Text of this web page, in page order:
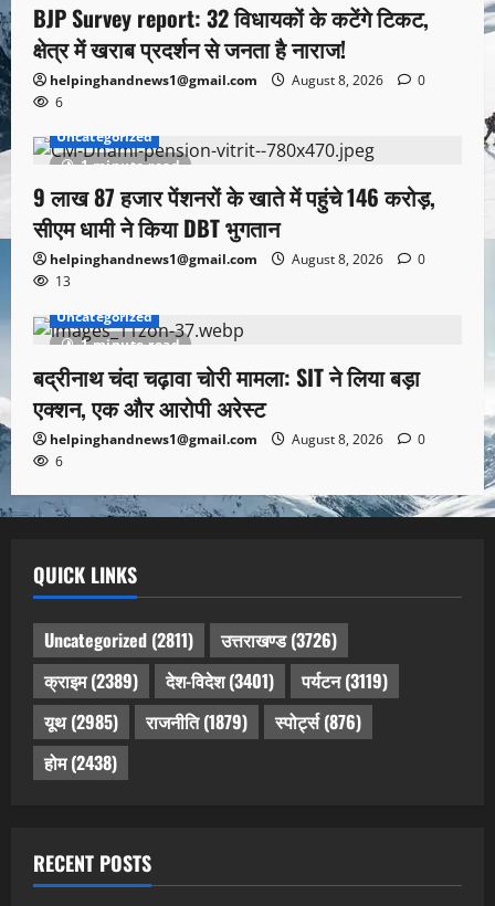
BJP Survey report: 32 विधायकों के कटेंगे टिकट,
क्षेत्र में खराब प्रदर्शन से जनता है नाराज!
helpinghandnews1@gmail.com August 8, 2026
0
6
1 minute read
Uncategorized
9 लाख 87 हजार पेंशनरों के खाते में पहुंचे 146 करोड़,
सीएम धामी ने किया DBT भुगतान
helpinghandnews1@gmail.com August 8, 2026
0
13
1 minute read
Uncategorized
बद्रीनाथ चंदा चढ़ावा चोरी मामला: SIT ने लिया बड़ा
एक्शन, एक और आरोपी अरेस्ट
helpinghandnews1@gmail.com August 8, 2026
0
6
QUICK LINKS
Uncategorized (2811) उत्तराखण्ड(3726)
क्राइम(2389) देश-विदेश(3401) पर्यटन(3119)
यूथ(2985) राजनीति(1879) स्पोर्ट्स(876)
होम(2438)
RECENT POSTS